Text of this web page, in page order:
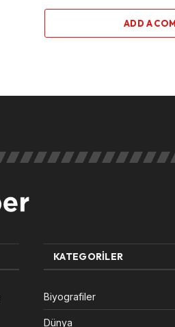
ADD A
KATEGORILER
Biyografiler
Dünya